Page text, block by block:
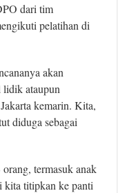
dari tim
pelatihan di
akan
lidik ataupun
kemarin. Kita,
diduga sebagai
termasuk anak
kita titipkan ke panti